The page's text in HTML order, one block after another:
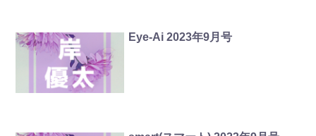
Eye-Ai 2023年9月号